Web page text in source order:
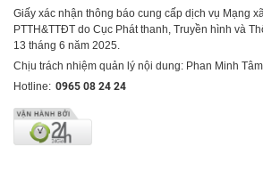
Giấy xác nhận thông báo cung cấp dịch vụ Mạng
PTTH&TTĐT do Cục Phát thanh, Truyền hình và
13 tháng 6 năm 2025.
Chịu trách nhiệm quản lý nội dung: Phan Minh
Hotline: 0965 08 24 24